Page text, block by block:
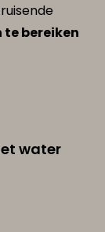
bereiken
water